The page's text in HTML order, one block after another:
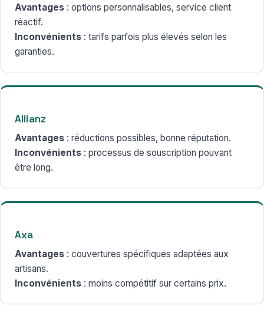
Avantages : options personnalisables, service client
réactif.
Inconvénients : tarifs parfois plus élevés selon les
garanties.
Allianz
Avantages : réductions possibles, bonne réputation.
Inconvénients : processus de souscription pouvant
être long.
Axa
Avantages : couvertures spécifiques adaptées aux
artisans.
Inconvénients : moins compétitif sur certains prix.